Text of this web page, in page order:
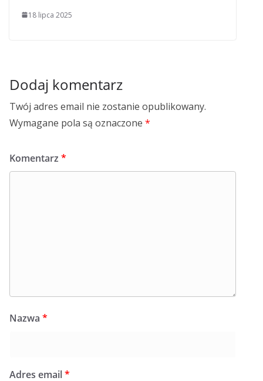
18 lipca 2025
Dodaj komentarz
Twój adres email nie zostanie opublikowany.
Wymagane pola są oznaczone *
Komentarz *
Nazwa *
Adres email*